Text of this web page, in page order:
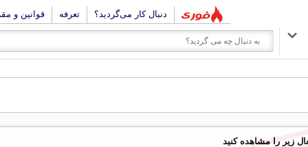
دنبال کار می‌گردید؟ تعرفه قوانین و
زیر را مشاهده کنید